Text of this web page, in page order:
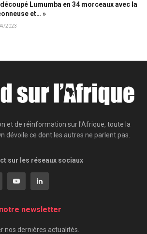
découpé Lumumba en 34 morceaux avec la
et… »
2023
et de réinformation sur l'Afrique, toute la
dévoile ce dont les autres ne parlent pas.
sur les réseaux sociaux
newsletter
nos dernières actualités.